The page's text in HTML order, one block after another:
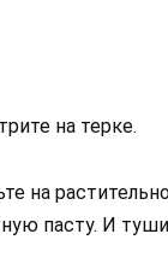
на терке.
на
пасту. И